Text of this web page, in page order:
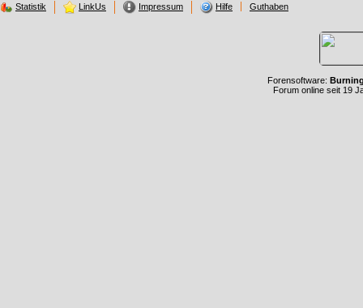
Statistik LinkUs Impressum Hilfe Guthaben
Forensoftware:
Forum online seit 19